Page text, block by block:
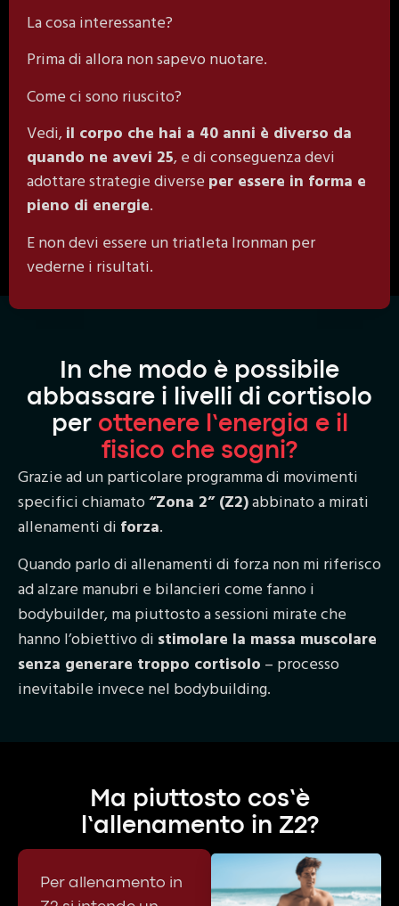
La cosa interessante?
Prima di allora non sapevo nuotare.
Come ci sono riuscito?
Vedi,il corpo che hai a 40 anni è diverso da
quando ne avevi 25, e di conseguenza devi
adottare strategie diverse per essere in forma e
pieno di energie.
E non devi essere un triatleta Ironman per
vederne i risultati.
In che modo è possibile
abbassare i livelli di cortisolo
per ottenere l’energia e il
fisico che sogni?
Grazie ad un particolare programma di movimenti
specifici chiamato“Zona 2” (Z2)abbinato a mirati
allenamenti di forza.
Quando parlo di allenamenti di forza non mi riferisco
ad alzare manubri e bilancieri come fanno i
bodybuilder, ma piuttosto a sessioni mirate che
hanno l’obiettivo di stimolare la massa muscolare
senza generare troppo cortisolo – processo
inevitabile invece nel bodybuilding.
Ma piuttosto cos’è
l’allenamento in Z2?
Per allenamento in